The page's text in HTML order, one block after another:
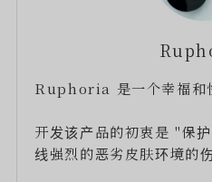
Ruphoria 是一个幸福和
开发该产品的初衷是 "保
线强烈的恶劣皮肤环境的